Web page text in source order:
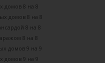
домов 8 на 8
домов 8 на 8
8 на 8
8 на 8
домов 9 на 9
домов 9 на 9